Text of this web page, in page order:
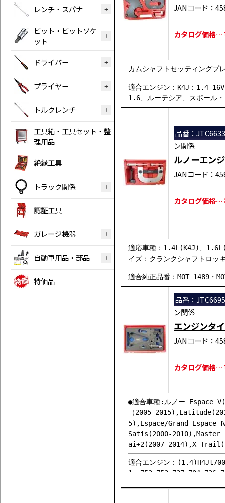
レンチ・スパナ
ビット・ビットソケ
ット
ドライバー
プライヤー
トルクレンチ
工具箱・工具セット・整
理用品
絶縁工具
トラック関係
認証工具
ガレージ機器
自動車用品・部品
特価品
JANコード：
カタログ価格
カムシャフトセッティング
適合エンジン：K4J：1.4-
1.6、ルーテシア、スポール
品番：JTC6633
ン関係
ルノーエン
JANコード：
カタログ価格
適応車種：1.4L(K4J)、
イズ：クランクシャフトロッ
適合純正品番：MOT 1489・
品番：JTC6695
ン関係
エンジンタ
JANコード：
カタログ価格
●適合車種:ルノー Espace
（2005-
5),Espace/Grand
Satis(2000-
ai+2(2007-2014),X-
適合エンジン：
1,